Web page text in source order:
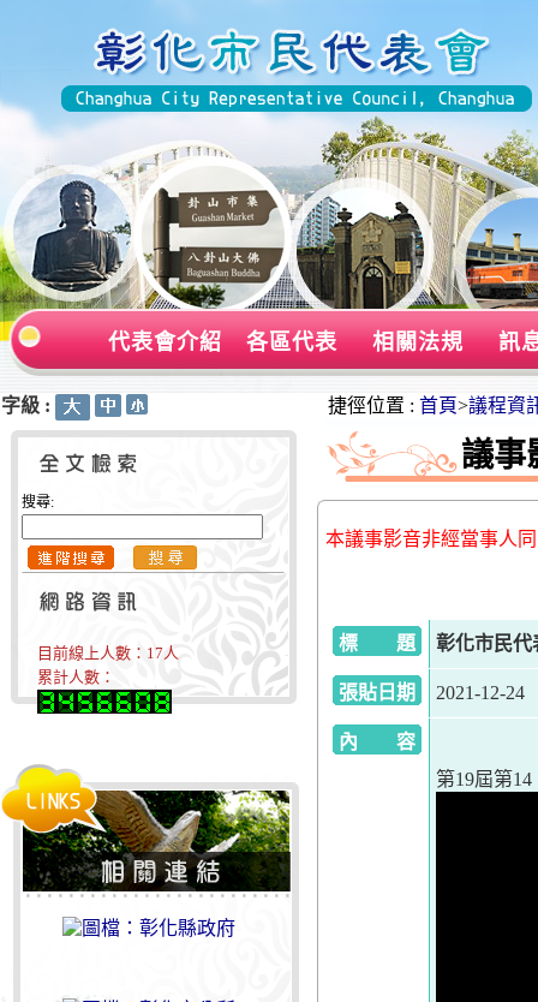
代表會介紹 各區代表 相關法規 訊
字級 :
搜尋:
目前線上人數： 17人
累計人數：
捷徑位置 : 首頁>議程資
議事
本議事影音非經當事人
標 題 彰化市民代
張貼日期 2021-12-24
內 容
第19屆第14